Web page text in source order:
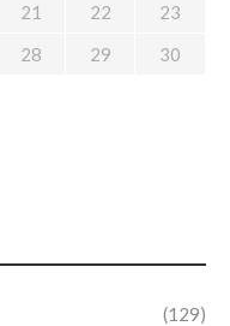
(129)
21 22
23
28 29
30